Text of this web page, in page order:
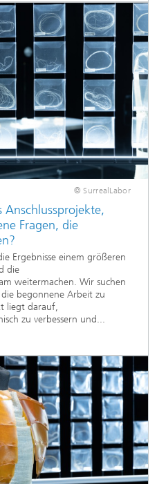
© SurrealLabor
Fragen, die
Ergebnisse einem größeren
die
weitermachen. Wir suchen
begonnene Arbeit zu
liegt darauf,
zu verbessern und...